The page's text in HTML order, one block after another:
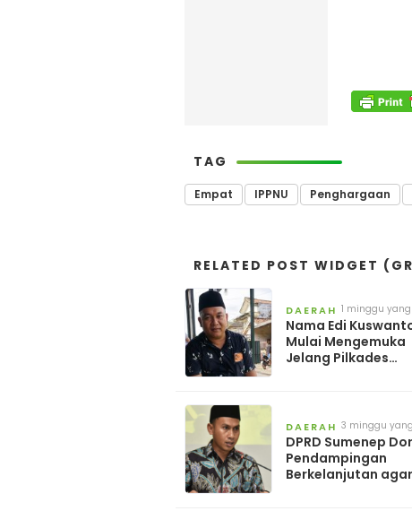
TAG
Empat IPPNU Penghargaan
RELATED POST WIDGET
DAERAH 1 minggu
Nama Edi
Mulai Mengemuka
Jelang Pilkades
DAERAH 3 minggu
DPRD Sumenep
Pendampingan
Berkelanjutan agar